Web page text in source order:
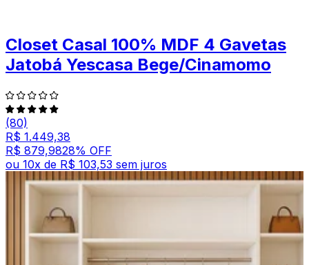
Closet Casal 100% MDF 4 Gavetas
Jatobá Yescasa Bege/Cinamomo
(80)
R$ 1.449,38
R$ 879,9828% OFF
ou 10x de R$ 103,53 sem juros